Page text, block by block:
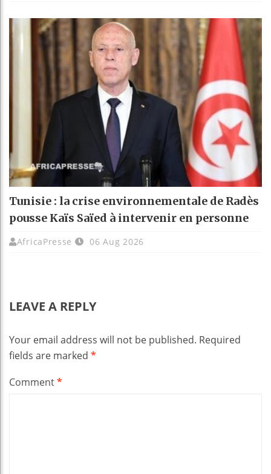
Tunisie : la crise environnementale de Radès
pousse Kaïs Saïed à intervenir en personne
AfricaPresse 06 Aug 2026
LEAVE A REPLY
Your email address will not be published. Required
fields are marked *
Comment*